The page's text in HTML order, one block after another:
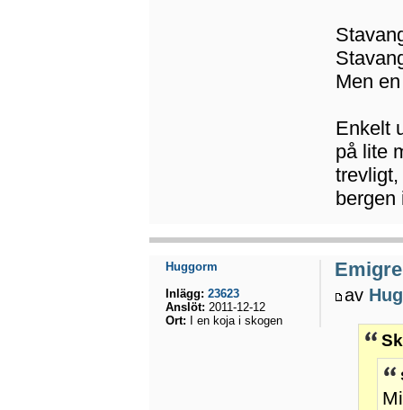
Men
Enkelt
på lite
bergen
av
Huggorm
Inlägg: 23623
Anslöt: 2011-12-12
Ort: I en koja i skogen